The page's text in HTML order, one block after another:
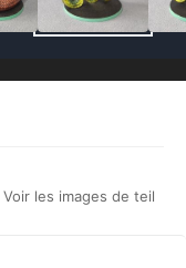
Voir les images de teil